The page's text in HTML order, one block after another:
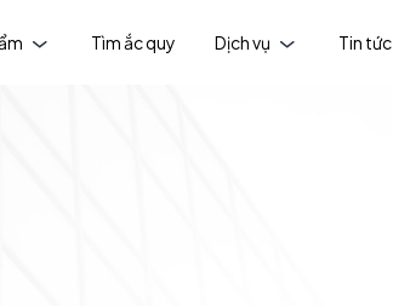
Tìm ắc quy Dịch vụ Tin tức